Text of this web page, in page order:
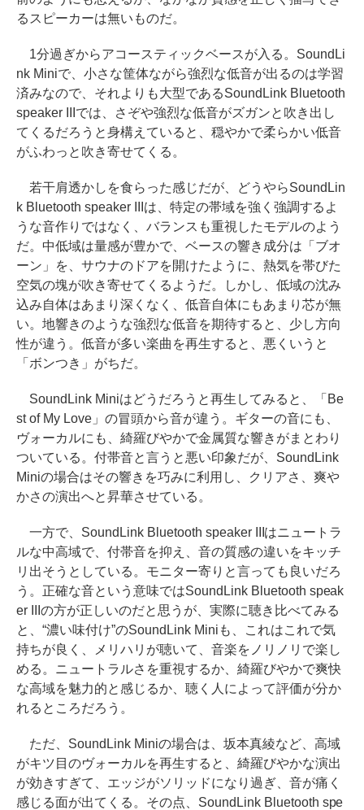
るスピーカーは無いものだ。
1分過ぎからアコースティックベースが入る。SoundLi
nk Miniで、小さな筐体ながら強烈な低音が出るのは学習
済みなので、それよりも大型であるSoundLink Bluetooth
speaker IIIでは、さぞや強烈な低音がズガンと吹き出し
てくるだろうと身構えていると、穏やかで柔らかい低音
がふわっと吹き寄せてくる。
若干肩透かしを食らった感じだが、どうやらSoundLin
k Bluetooth speaker IIIは、特定の帯域を強く強調するよ
うな音作りではなく、バランスも重視したモデルのよう
だ。中低域は量感が豊かで、ベースの響き成分は「ブオ
ーン」を、サウナのドアを開けたように、熱気を帯びた
空気の塊が吹き寄せてくるようだ。しかし、低域の沈み
込み自体はあまり深くなく、低音自体にもあまり芯が無
い。地響きのような強烈な低音を期待すると、少し方向
性が違う。低音が多い楽曲を再生すると、悪くいうと
「ボンつき」がちだ。
SoundLink Miniはどうだろうと再生してみると、「Be
st of My Love」の冒頭から音が違う。ギターの音にも、
ヴォーカルにも、綺羅びやかで金属質な響きがまとわり
ついている。付帯音と言うと悪い印象だが、SoundLink
Miniの場合はその響きを巧みに利用し、クリアさ、爽や
かさの演出へと昇華させている。
一方で、SoundLink Bluetooth speaker IIIはニュートラ
ルな中高域で、付帯音を抑え、音の質感の違いをキッチ
リ出そうとしている。モニター寄りと言っても良いだろ
う。正確な音という意味ではSoundLink Bluetooth speak
er IIIの方が正しいのだと思うが、実際に聴き比べてみる
と、“濃い味付け”のSoundLink Miniも、これはこれで気
持ちが良く、メリハリが聴いて、音楽をノリノリで楽し
める。ニュートラルさを重視するか、綺羅びやかで爽快
な高域を魅力的と感じるか、聴く人によって評価が分か
れるところだろう。
ただ、SoundLink Miniの場合は、坂本真綾など、高域
がキツ目のヴォーカルを再生すると、綺羅びやかな演出
が効きすぎて、エッジがソリッドになり過ぎ、音が痛く
感じる面が出てくる。その点、SoundLink Bluetooth spe